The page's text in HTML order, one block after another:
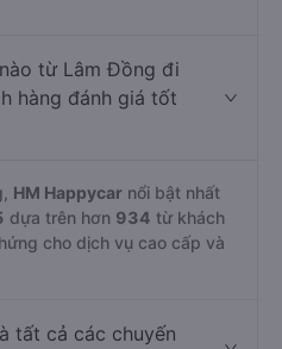
từ Lâm Đồng đi
hàng đánh giá tốt
HM Happycar nổi bật nhất
dựa trên hơn 934 từ khách
cho dịch vụ cao cấp và
tất cả các chuyến